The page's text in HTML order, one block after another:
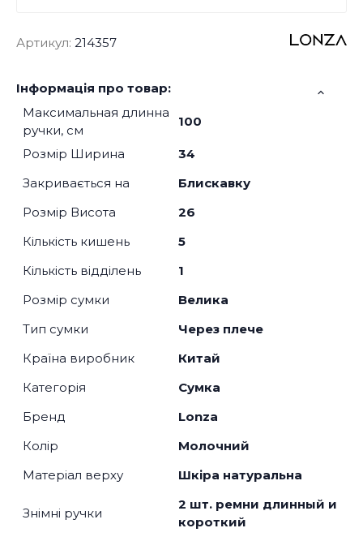
Артикул: 214357
Інформація про товар:
Максимальная длинна
ручки, см
100
Розмір Ширина
34
Закривається на
Блискавку
Розмір Висота
26
Кількість кишень
5
Кількість відділень
1
Розмір сумки
Велика
Тип сумки
Через плече
Країна виробник
Китай
Категорія
Сумка
Бренд
Lonza
Колір
Молочний
Матеріал верху
Шкіра натуральна
Знімні ручки
2 шт. ремни длинный и
короткий